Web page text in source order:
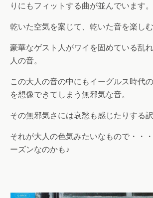
りにもフィットする曲が並んでいます。
乾いた空気を案じて、乾いた音を楽し
豪華なゲスト人がワイを固めている乱
人の音。
この大人の音の中にもイーグルス時代
を想像できてしまう無邪気な音。
その無邪気さには哀愁も感じたりする訳
それが大人の色気みたいなもので・・
ーズンなのかも♪